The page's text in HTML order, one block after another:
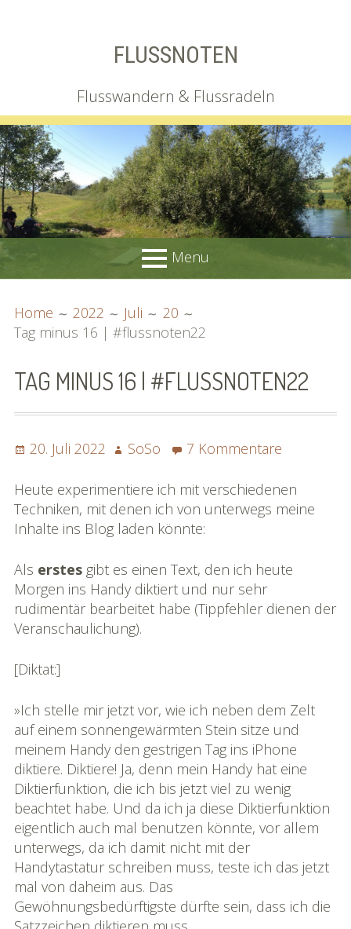
FLUSSNOTEN
Flusswandern & Flussradeln
Menu
MENU
Irgendlink
SoSo | Sofasophia
Spenden
Die Rheinreise
eBook »Rheinreise«
eBook »Rhônereise«
Bildgalerie
»Rhônereise«
Podchäschtli
»Rhônereise«
FAQ
Home 2022 Juli
20
Tag minus 16 | #flussnoten22
TAG MINUS 16 | #FLUSSNOTEN22
Posted
20. Juli 2022 Author
SoSo 7 Kommentarezu
minus
16
Heute experimentiere ich mit verschiedenen
Techniken, mit denen ich von unterwegs meine
Inhalte ins Blog laden könnte:
Als erstesgibt es einen Text, den ich heute
Morgen ins Handy diktiert und nur sehr
rudimentär bearbeitet habe (Tippfehler dienen der
Veranschaulichung).
[Diktat:]
»Ich stelle mir jetzt vor, wie ich neben dem Zelt
auf einem sonnengewärmten Stein sitze und
meinem Handy den gestrigen Tag ins iPhone
diktiere. Diktiere! Ja, denn mein Handy hat eine
Diktierfunktion, die ich bis jetzt viel zu wenig
beachtet habe. Und da ich ja diese Diktierfunktion
eigentlich auch mal benutzen könnte, vor allem
unterwegs, da ich damit nicht mit der
Handytastatur schreiben muss, teste ich das jetzt
mal von daheim aus. Das
Gewöhnungsbedürftigste dürfte sein, dass ich die